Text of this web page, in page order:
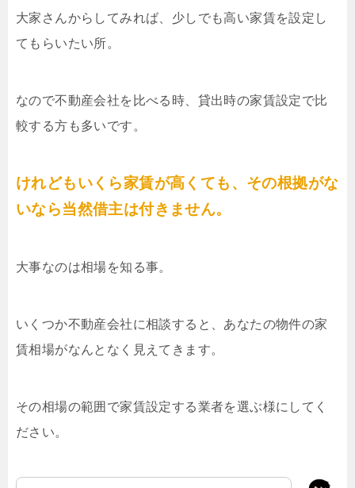
大家さんからしてみれば、少しでも高い家賃を設定し
てもらいたい所。
なので不動産会社を比べる時、貸出時の家賃設定で比
較する方も多いです。
けれどもいくら家賃が高くても、その根拠がな
いなら当然借主は付きません。
大事なのは相場を知る事。
いくつか不動産会社に相談すると、あなたの物件の家
賃相場がなんとなく見えてきます。
その相場の範囲で家賃設定する業者を選ぶ様にしてく
ださい。